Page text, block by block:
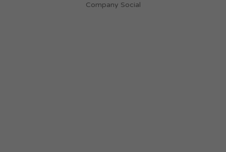
Company Social